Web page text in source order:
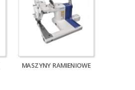
MASZYNY RAMIENIOWE